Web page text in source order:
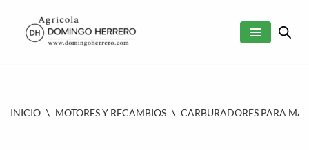
SALTAR
INICIO \ MOTORES Y RECAMBIOS \ CARBURADORES PARA